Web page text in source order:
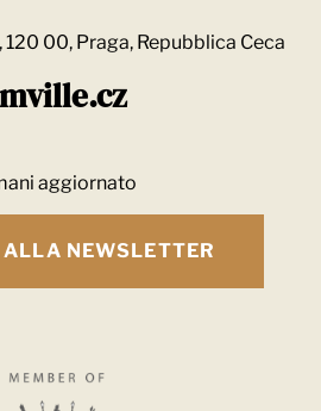
00, Praga, Repubblica Ceca
aggiornato
NEWSLETTER